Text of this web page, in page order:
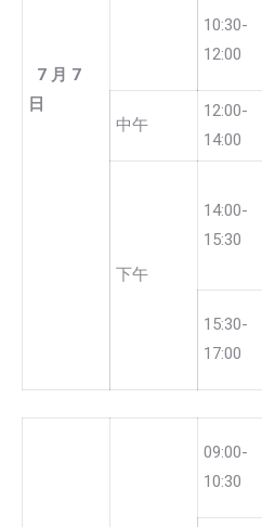
7 月 7
日
10:30-
12:00
中午
12:00-
14:00
下午
14:00-
15:30
15:30-
17:00
09:00-
10:30